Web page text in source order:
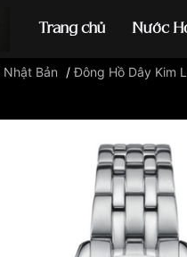
Trang chủ Nước
Đồng hồ
Bản /Đông Hồ Dây Kim